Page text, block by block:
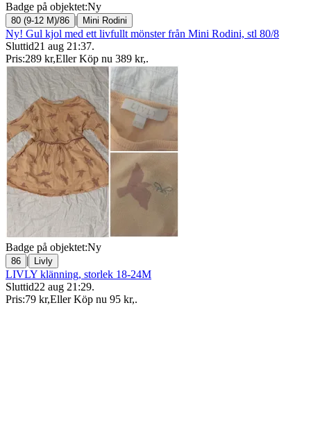
Badge på objektet:Ny
80 (9-12 M)/86 | Mini Rodini
Ny! Gul kjol med ett livfullt mönster från Mini Rodini, stl 80/8
Sluttid21 aug 21:37.
Pris:289 kr,Eller Köp nu 389 kr,.
Badge på objektet:Ny
86 | Livly
LIVLY klänning, storlek 18-24M
Sluttid22 aug 21:29.
Pris:79 kr,Eller Köp nu 95 kr,.